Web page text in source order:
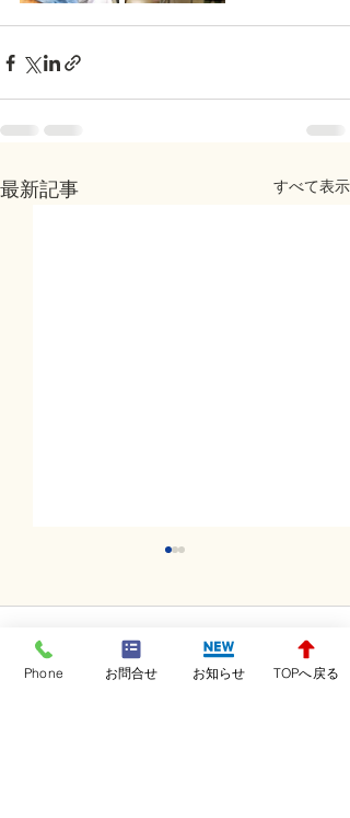
最新記事 すべて表示
コメント
Phone お問合せ お知らせ TOPへ戻る